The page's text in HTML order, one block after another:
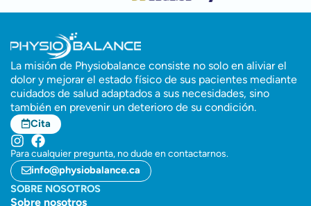
La misión de Physiobalance consiste no solo en aliviar el
dolor y mejorar el estado físico de sus pacientes mediante
cuidados de salud adaptados a sus necesidades, sino
también en prevenir un deterioro de su condición.
Cita
Para cualquier pregunta, no dude en contactarnos.
info@physiobalance.ca
SOBRE NOSOTROS
Sobre nosotros